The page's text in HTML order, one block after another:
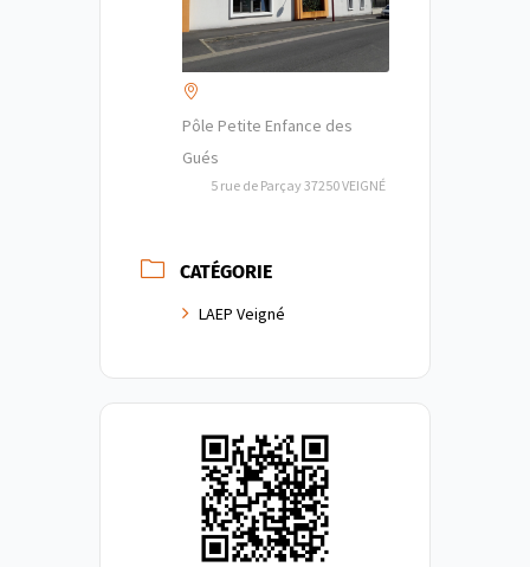
Pôle Petite Enfance des
Gués
5 rue de Parçay 37250 VEIGNÉ
CATÉGORIE
LAEP Veigné